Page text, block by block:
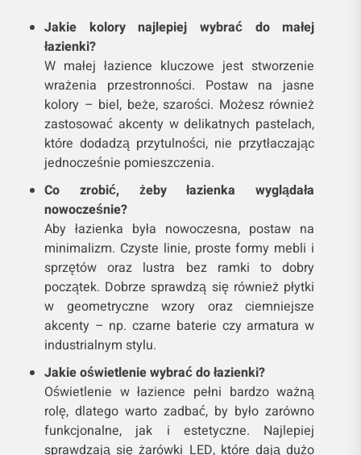
Jakie kolory najlepiej wybrać do małej
łazienki?
W małej łazience kluczowe jest stworzenie
wrażenia przestronności. Postaw na jasne
kolory – biel, beże, szarości. Możesz również
zastosować akcenty w delikatnych pastelach,
które dodadzą przytulności, nie przytłaczając
jednocześnie pomieszczenia.
Co zrobić, żeby łazienka wyglądała
nowocześnie?
Aby łazienka była nowoczesna, postaw na
minimalizm. Czyste linie, proste formy mebli i
sprzętów oraz lustra bez ramki to dobry
początek. Dobrze sprawdzą się również płytki
w geometryczne wzory oraz ciemniejsze
akcenty – np. czarne baterie czy armatura w
industrialnym stylu.
Jakie oświetlenie wybrać do łazienki?
Oświetlenie w łazience pełni bardzo ważną
rolę, dlatego warto zadbać, by było zarówno
funkcjonalne, jak i estetyczne. Najlepiej
sprawdzają się żarówki LED, które dają dużo